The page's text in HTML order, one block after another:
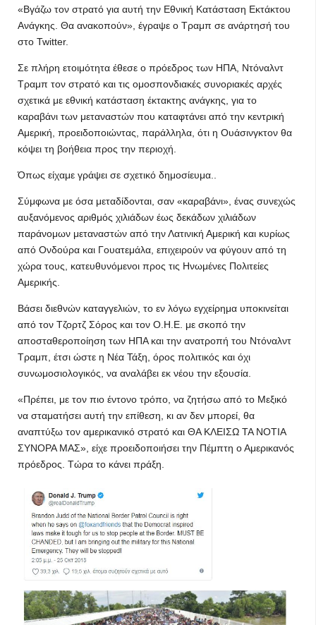
«Βγάζω τον στρατό για αυτή την Εθνική Κατάσταση Εκτάκτου
Ανάγκης. Θα ανακοπούν», έγραψε ο Τραμπ σε ανάρτησή του
στο Twitter.
Σε πλήρη ετοιμότητα έθεσε ο πρόεδρος των ΗΠΑ, Ντόναλντ
Τραμπ τον στρατό και τις ομοσπονδιακές συνοριακές αρχές
σχετικά με εθνική κατάσταση έκτακτης ανάγκης, για το
καραβάνι των μεταναστών που καταφτάνει από την κεντρική
Αμερική, προειδοποιώντας, παράλληλα, ότι η Ουάσινγκτον θα
κόψει τη βοήθεια προς την περιοχή.
Όπως είχαμε γράψει σε σχετικό δημοσίευμα..
Σύμφωνα με όσα μεταδίδονται, σαν «καραβάνι», ένας συνεχώς
αυξανόμενος αριθμός χιλιάδων έως δεκάδων χιλιάδων
παράνομων μεταναστών από την Λατινική Αμερική και κυρίως
από Ονδούρα και Γουατεμάλα, επιχειρούν να φύγουν από τη
χώρα τους, κατευθυνόμενοι προς τις Ηνωμένες Πολιτείες
Αμερικής.
Βάσει διεθνών καταγγελιών, το εν λόγω εγχείρημα υποκινείται
από τον Τζορτζ Σόρος και τον Ο.Η.Ε. με σκοπό την
αποσταθεροποίηση των ΗΠΑ και την ανατροπή του Ντόναλντ
Τραμπ, έτσι ώστε η Νέα Τάξη, όρος πολιτικός και όχι
συνωμοσιολογικός, να αναλάβει εκ νέου την εξουσία.
«Πρέπει, με τον πιο έντονο τρόπο, να ζητήσω από το Μεξικό
να σταματήσει αυτή την επίθεση, κι αν δεν μπορεί, θα
αναπτύξω τον αμερικανικό στρατό και ΘΑ ΚΛΕΙΣΩ ΤΑ ΝΟΤΙΑ
ΣΥΝΟΡΑ ΜΑΣ», είχε προειδοποιήσει την Πέμπτη ο Αμερικανός
πρόεδρος. Τώρα το κάνει πράξη.